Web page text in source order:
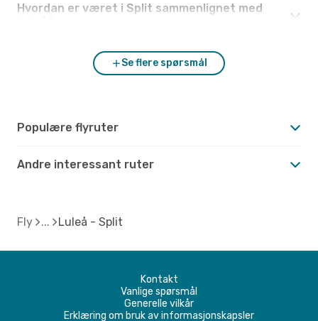
Hvordan er været i Split sammenlignet med
Se flere spørsmål
Populære flyruter
Andre interessant ruter
Fly Luleå - Split
Kontakt
Vanlige spørsmål
Generelle vilkår
Erklæring om bruk av informasjonskapsler